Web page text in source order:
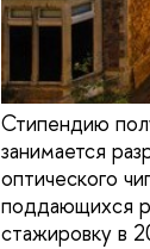
Стипендию
занимается
оптического
поддающихся
стажировку в